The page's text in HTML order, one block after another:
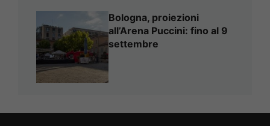
Bologna, proiezioni
all’Arena Puccini: fino al 9
settembre